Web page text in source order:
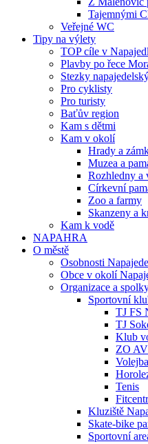
Tajemnými
Veřejné WC
Tipy na výlety
TOP cíle v
Plavby po řece
Stezky
Pro cyklisty
Pro turisty
Baťův region
Kam s dětmi
Kam v okolí
Hrady a
Muzea a
Rozhledny a
Církevní
Zoo a farmy
Skanzeny a
Kam k vodě
NAPAHRA
O městě
Osobnosti
Obce v okolí
Organizace a
Sportovní
TJ FS
TJ
Klub
ZO
Tenis
Kluziště
Skate-bike
Sportovní